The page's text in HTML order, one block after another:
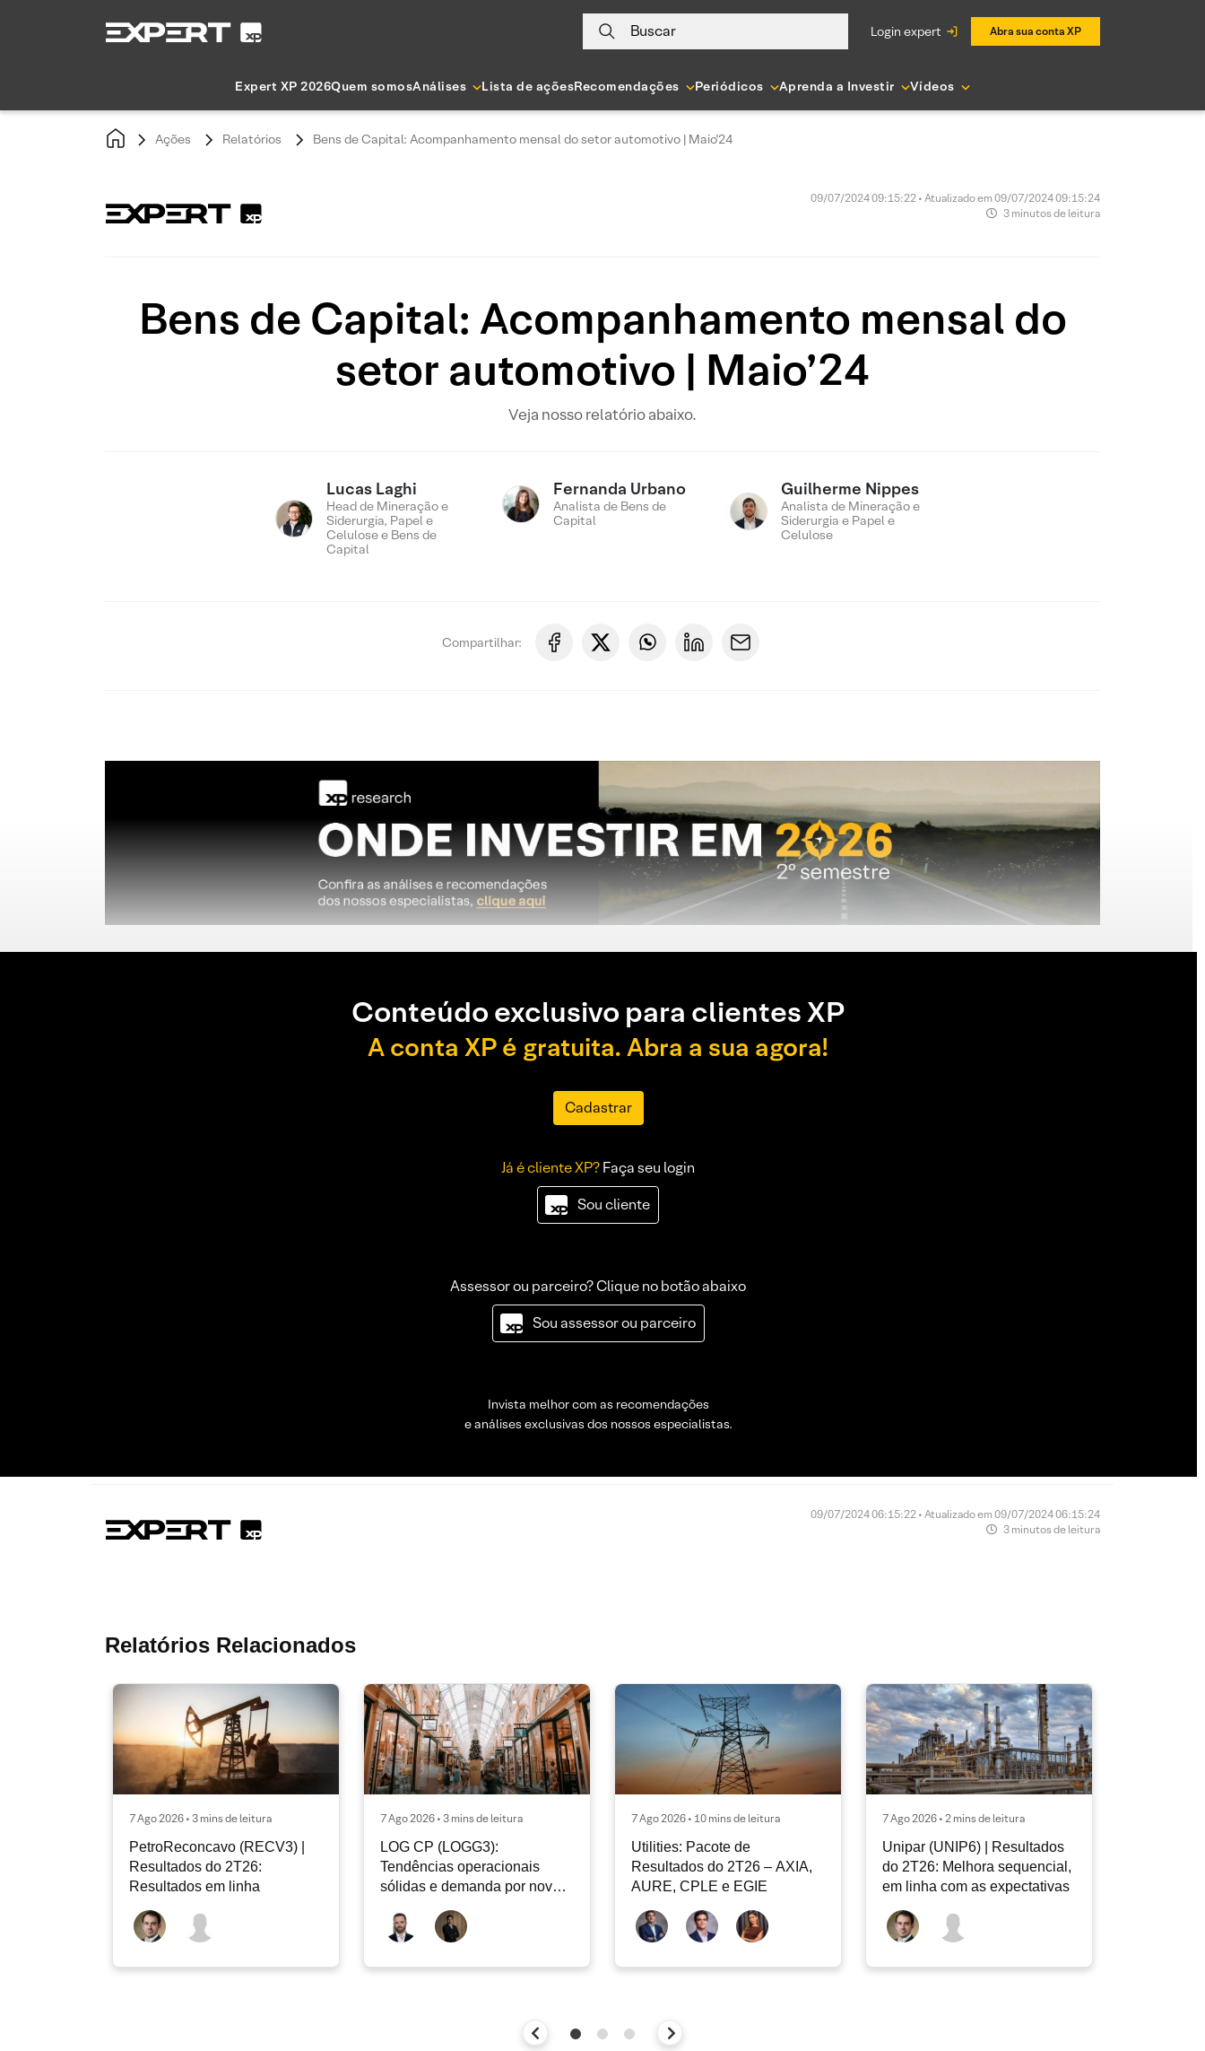
Buscar login expert Abra sua conta XP
Expert XP 2026Quem somosAnálises Lista de açõesRecomendações Periódicos Aprenda a Investir Vídeos
Ações Relatórios Bens de Capital: Acompanhamento mensal do setor automotivo | Maio'24
09/07/2024 09:15:22 • Atualizado em 09/07/2024 09:15:24
3 minutos de leitura
Bens de Capital: Acompanhamento mensal do
setor automotivo | Maio’24
Veja nosso relatório abaixo.
Lucas Laghi
Head de Mineração e
Siderurgia, Papel e
Celulose e Bens de
Capital
Fernanda Urbano
Analista de Bens de
Capital
Guilherme Nippes
Analista de Mineração e
Siderurgia e Papel e
Celulose
Compartilhar:
Conteúdo exclusivo para clientes XP
A conta XP é gratuita. Abra a sua agora!
Cadastrar
Já é cliente XP?Faça seu login
Sou cliente
Assessor ou parceiro? Clique no botão abaixo
Sou assessor ou parceiro
Invista melhor com as recomendações
e análises exclusivas dos nossos especialistas.
09/07/2024 06:15:22 • Atualizado em 09/07/2024 06:15:24
3 minutos de leitura
Relatórios Relacionados
7 Ago 2026 • 3 mins de leitura
PetroReconcavo (RECV3) |
Resultados do 2T26:
Resultados em linha
7 Ago 2026 • 3 mins de leitura
LOG CP (LOGG3):
Tendências operacionais
sólidas e demanda por nova
reciclagem de ativos
7 Ago 2026 • 10 mins de leitura
Utilities: Pacote de
Resultados do 2T26 – AXIA,
AURE, CPLE e EGIE
7 Ago 2026 • 2 mins de leitura
Unipar (UNIP6) | Resultados
do 2T26: Melhora sequencial,
em linha com as expectativas